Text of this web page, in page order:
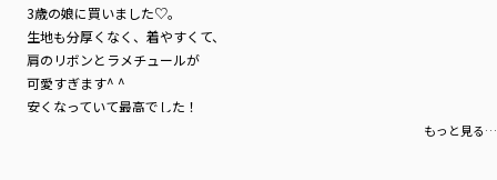
3歳の娘に買いました♡。
生地も分厚くなく、着やすくて、
肩のリボンとラメチュールが
可愛すぎます^ ^
安くなっていて最高でした！
もっと見る…